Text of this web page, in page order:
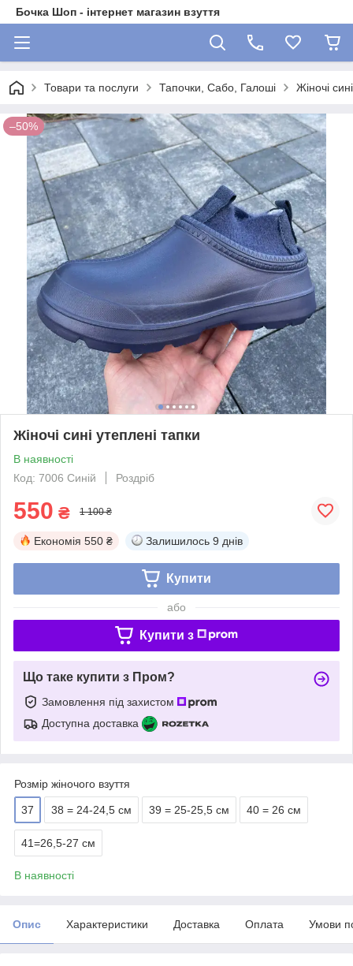
Бочка Шоп - інтернет магазин взуття
Товари та послуги Тапочки, Сабо, Галоші Жіночі
–50%
Жіночі сині утеплені тапки
В наявності
Код: 7006 Синій
Роздріб
550 ₴ 1 100 ₴
Економія 550 ₴ Залишилось 9 днів
Купити
або
Купити з
Що таке купити з Пром?
Замовлення під захистом
Доступна доставка
Розмір жіночого взуття
37 38 = 24-24,5 см 39 = 25-25,5 см 40 = 26 см
41=26,5-27 см
В наявності
Опис Характеристики Доставка Оплата Умови